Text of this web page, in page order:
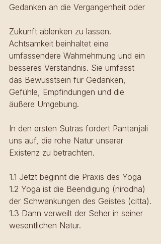
Gedanken an die Vergangenheit oder
Zukunft ablenken zu lassen.
Achtsamkeit beinhaltet eine
umfassendere Wahrnehmung und ein
besseres Verständnis. Sie umfasst
das Bewusstsein für Gedanken,
Gefühle, Empfindungen und die
äußere Umgebung.
In den ersten Sutras fordert Pantanjali
uns auf, die rohe Natur unserer
Existenz zu betrachten.
1.1 Jetzt beginnt die Praxis des Yoga
1.2 Yoga ist die Beendigung (nirodha)
der Schwankungen des Geistes (citta).
1.3 Dann verweilt der Seher in seiner
wesentlichen Natur.